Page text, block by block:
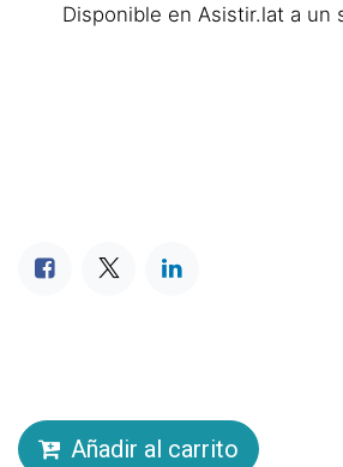
Disponible en Asistir.lat a un
Añadir al carrito